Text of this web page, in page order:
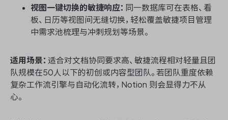
视图一键切换的敏捷响应： 同一数据库可在表格、看
板、日历等视图间无缝切换，轻松覆盖敏捷项目管理
中需求池梳理与冲刺规划等场景。
适用场景： 适合对文档协同要求高、敏捷流程相对轻量且团
队规模在50人以下的初创或内容型团队。若团队重度依赖
复杂工作流引擎与自动化流转，Notion 则会显得力不从
心。